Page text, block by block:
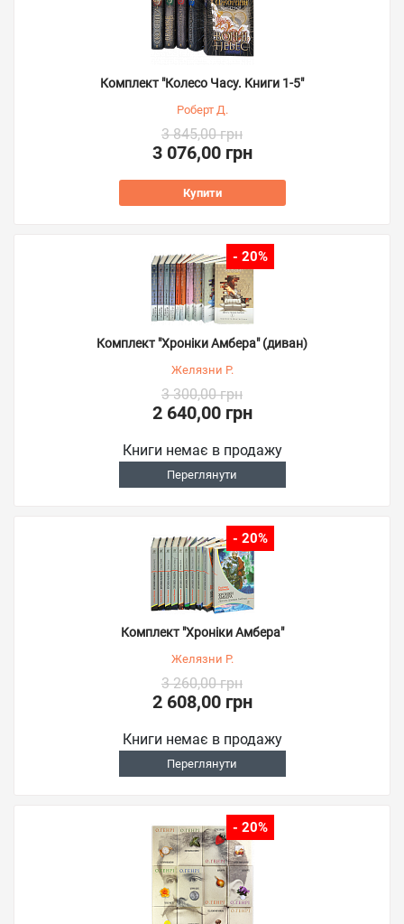
Комплект "Колесо Часу. Книги 1-5"
Роберт Д.
3 845,00 грн
3 076,00 грн
Купити
- 20%
Комплект "Хроніки Амбера" (диван)
Желязни Р.
3 300,00 грн
2 640,00 грн
Книги немає в продажу
Переглянути
- 20%
Комплект "Хроніки Амбера"
Желязни Р.
3 260,00 грн
2 608,00 грн
Книги немає в продажу
Переглянути
- 20%